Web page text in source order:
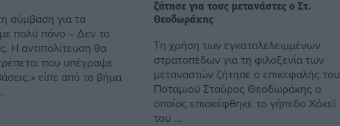
σύμβαση για τα
πολύ πόνο – Δεν τα
Η αντιπολίτευση θα
που υπέγραψε
είπε από το βήμα
ζήτησε για τους μετανάστες ο Στ.
Θεοδωράκης
Τη χρήση των εγκαταλελειμμένων
στρατοπέδων για τη φιλοξενία των
μεταναστών ζήτησε ο επικεφαλής του
Ποταμιού Σταύρος Θεοδωράκης ο
οποίος επισκέφθηκε το γήπεδο Χόκεϊ
του ...